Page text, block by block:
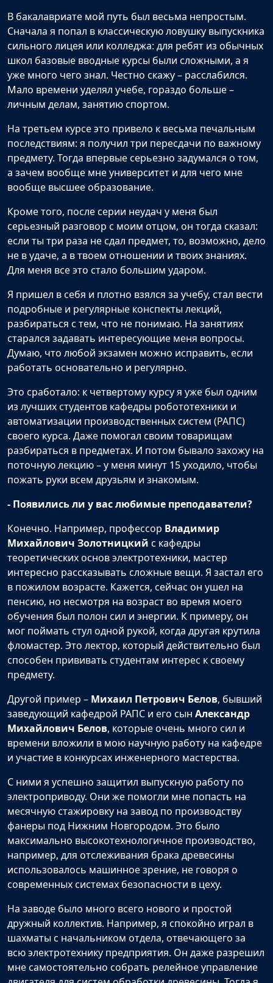
В бакалавриате мой путь был весьма непростым.
Сначала я попал в классическую ловушку выпускника
сильного лицея или колледжа: для ребят из обычных
школ базовые вводные курсы были сложными, а я
уже много чего знал. Честно скажу – расслабился.
Мало времени уделял учебе, гораздо больше –
личным делам, занятию спортом.
На третьем курсе это привело к весьма печальным
последствиям: я получил три пересдачи по важному
предмету. Тогда впервые серьезно задумался о том,
а зачем вообще мне университет и для чего мне
вообще высшее образование.
Кроме того, после серии неудач у меня был
серьезный разговор с моим отцом, он тогда сказал:
если ты три раза не сдал предмет, то, возможно, дело
не в удаче, а в твоем отношении и твоих знаниях.
Для меня все это стало большим ударом.
Я пришел в себя и плотно взялся за учебу, стал вести
подробные и регулярные конспекты лекций,
разбираться с тем, что не понимаю. На занятиях
старался задавать интересующие меня вопросы.
Думаю, что любой экзамен можно исправить, если
работать основательно и регулярно.
Это сработало: к четвертому курсу я уже был одним
из лучших студентов кафедры робототехники и
автоматизации производственных систем (РАПС)
своего курса. Даже помогал своим товарищам
разбираться в предметах. И потом бывало захожу на
поточную лекцию – у меня минут 15 уходило, чтобы
пожать руки всем друзьям и знакомым.
- Появились ли у вас любимые преподаватели?
Конечно. Например, профессор Владимир
Михайлович Золотницкий с кафедры
теоретических основ электротехники, мастер
интересно рассказывать сложные вещи. Я застал его
в пожилом возрасте. Кажется, сейчас он ушел на
пенсию, но несмотря на возраст во время моего
обучения был полон сил и энергии. К примеру, он
мог поймать стул одной рукой, когда другая крутила
фломастер. Это лектор, который действительно был
способен прививать студентам интерес к своему
предмету.
Другой пример – Михаил Петрович Белов, бывший
заведующий кафедрой РАПС и его сын Александр
Михайлович Белов, которые очень много сил и
времени вложили в мою научную работу на кафедре
и участие в конкурсах инженерного мастерства.
С ними я успешно защитил выпускную работу по
электроприводу. Они же помогли мне попасть на
месячную стажировку на завод по производству
фанеры под Нижним Новгородом. Это было
максимально высокотехнологичное производство,
например, для отслеживания брака древесины
использовалось машинное зрение, не говоря о
современных системах безопасности в цеху.
На заводе было много всего нового и простой
дружный коллектив. Например, я спокойно играл в
шахматы с начальником отдела, отвечающего за
всю электротехнику предприятия. Он даже разрешил
мне самостоятельно собрать релейное управление